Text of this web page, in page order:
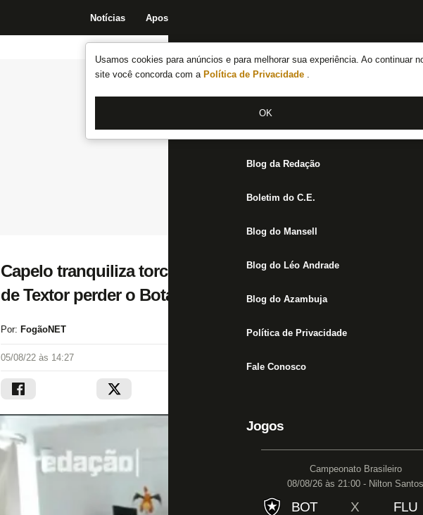
Usamos cookies para anúncios e para melhorar sua experiência. Ao continuar
site você concorda com a Política de Privacidade .
OK
Notícias Apostas
Notícias do Botafogo
Fórum
Jogos
Blog da Redação
Boletim do C.E.
Blog do Mansell
Blog do Léo Andrade
Blog do Azambuja
Política de Privacidade
Fale Conosco
Jogos
Campeonato Brasileiro
08/08/26 às 21:00 - Nilton Santos
BOT X FLU
Capelo tranquiliza torcida sobre ‘garantia’ em compra
de Textor perder o Botafogo parece muito improvável’
Por: FogãoNET
05/08/22 às 14:27